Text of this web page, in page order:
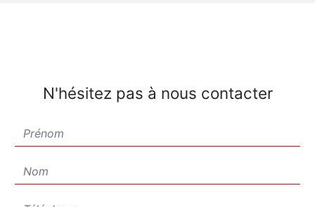
N'hésitez pas à nous contacter